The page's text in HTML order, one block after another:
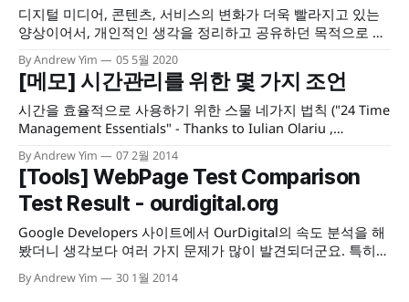
디지털 미디어, 콘텐츠, 서비스의 변화가 더욱 빨라지고 있는
양상이어서, 개인적인 생각을 정리하고 공유하던 목적으로 사
용하던 이 블로그도 근본적인 변화가 필요해졌다. 무엇이 되었
든 꾸준히 실천하고 생산해낸다는 것이 가장 중요한 일이겠으
나, 가장 기본적인 것에서부터 차근차근 단단하게 쌓아올린다
는 자세를 갖고, 디지털 미디어로서 OurDigital Lab 채널을 활
성화 시키기 위한 기반으로서, 아래와 같은 작업들을 우선
By Andrew Yim 05 5월 2020
[메모] 시간관리를 위한 몇 가지 조언
시간을 효율적으로 사용하기 위한 스물 네가지 법칙 ("24 Time
Management Essentials" - Thanks to Iulian Olariu ,
http://www.slideshare.net/iulianolariu) Time Management
ESSENTIALS from Iulian Olariu
By Andrew Yim 07 2월 2014
[Tools] WebPage Test Comparison
Test Result - ourdigital.org
Google Developers 사이트에서 OurDigital의 속도 분석을 해
봤더니 생각보다 여러 가지 문제가 많이 발견되더군요. 특히나
서버 쪽의 반응 속도가 매우 안좋게 나와서 놀랐습니다. 워드
프레스의 이런저런 플러그인 실험을 하다가 어딘가가 꼬인건
By Andrew Yim 30 1월 2014